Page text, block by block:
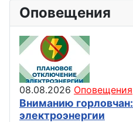
Оповещения
08.08.2026 Оповещения
Вниманию
электроэнергии